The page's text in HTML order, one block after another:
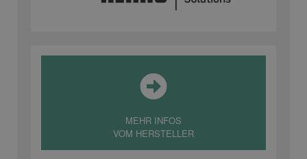
MEHR INFOS
VOM HERSTELLER